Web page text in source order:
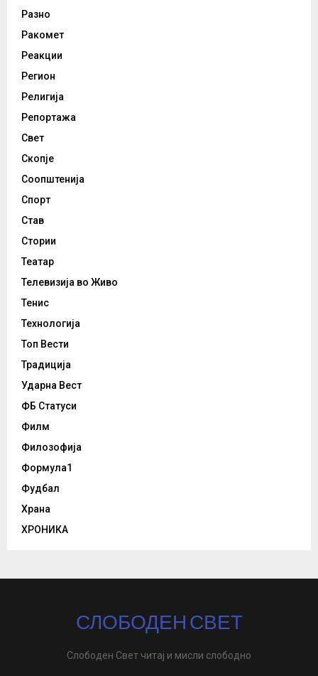
Разно
Ракомет
Реакции
Регион
Религија
Репортажа
Свет
Скопје
Соопштенија
Спорт
Став
Стории
Театар
Телевизија во Живо
Тенис
Технологија
Топ Вести
Традиција
Ударна Вест
ФБ Статуси
Филм
Филозофија
Формула1
Фудбал
Храна
ХРОНИКА
СЛОБОДЕН СВЕТ
Слободен Свет читај и мисли слободно